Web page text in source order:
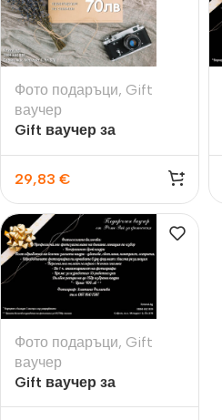
Фото подаръци, Gift
ваучер
Gift ваучер за
29,83 €
Фото подаръци, Gift
ваучер
Gift ваучер за